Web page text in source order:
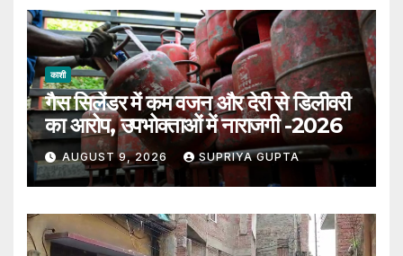
काशी
गैस सिलेंडर में कम वजन और देरी से डिलीवरी
का आरोप, उपभोक्ताओं में नाराजगी -2026
AUGUST 9, 2026 SUPRIYA GUPTA